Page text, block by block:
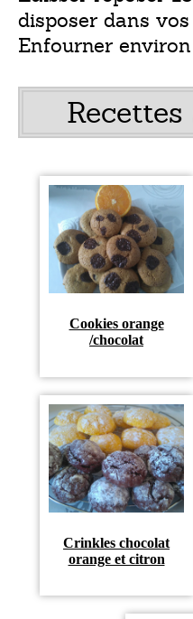
disposer dans
Enfourner
Cookies orange
/chocolat
Crinkles chocolat
orange et citron